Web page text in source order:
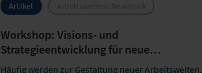
Artikel
Workshop: Visions- und
Strategieentwicklung für neue
Arbeitswelten
Häufig werden zur Gestaltung neuer Arbeitswelten,